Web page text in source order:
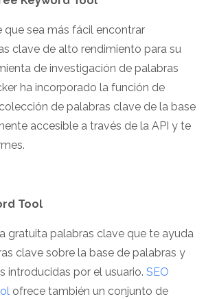
que sea más fácil encontrar
clave de alto rendimiento para su
de investigación de palabras
ha incorporado la función de
de palabras clave de la base
accesible a través de la API y te
Tool
gratuita palabras clave que te ayuda
clave sobre la base de palabras y
introducidas por el usuario. SEO
ofrece también un conjunto de